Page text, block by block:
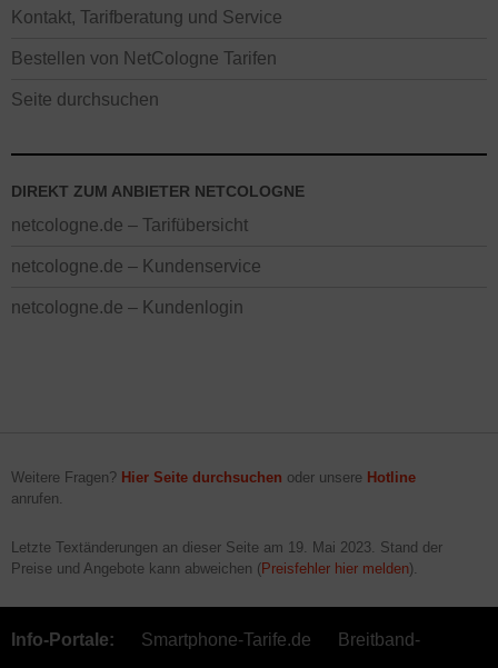
Kontakt, Tarifberatung und Service
Bestellen von NetCologne Tarifen
Seite durchsuchen
DIREKT ZUM ANBIETER NETCOLOGNE
netcologne.de – Tarifübersicht
netcologne.de – Kundenservice
netcologne.de – Kundenlogin
Weitere Fragen? Hier Seite durchsuchen oder unsere Hotline
anrufen.
Letzte Textänderungen an dieser Seite am 19. Mai 2023. Stand der
Preise und Angebote kann abweichen (Preisfehler hier melden).
Info-Portale: Smartphone-Tarife.de Breitband-